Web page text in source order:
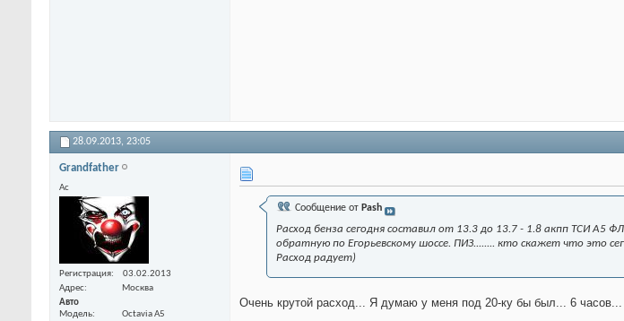
28.09.2013, 23:05
Grandfather
Ас
Регистрация
03.02.2013
Адрес
Москва
Авто
Модель
Octavia A5
Сообщение от Pash
Расход бенза сегодня составил от 13.3 до 13.7 - 1.8 акпп ТСИ А5
обратную по Егорьевскому шоссе. ПИЗ........ кто скажет что это
Расход радует)
Очень крутой расход... Я думаю у меня под 20-ку бы был... 6 часов...